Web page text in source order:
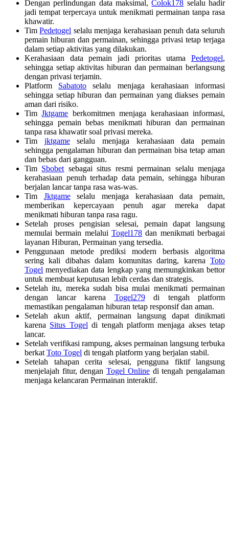
Dengan perlindungan data maksimal,Colok178 selalu hadir
jadi tempat terpercaya untuk menikmati permainan tanpa rasa
khawatir.
TimPedetogel selalu menjaga kerahasiaan penuh data seluruh
pemain hiburan dan permainan, sehingga privasi tetap terjaga
dalam setiap aktivitas yang dilakukan.
Kerahasiaan data pemain jadi prioritas utama Pedetogel,
sehingga setiap aktivitas hiburan dan permainan berlangsung
dengan privasi terjamin.
Platform Sabatoto selalu menjaga kerahasiaan informasi
sehingga setiap hiburan dan permainan yang diakses pemain
aman dari risiko.
TimJktgame berkomitmen menjaga kerahasiaan informasi,
sehingga pemain bebas menikmati hiburan dan permainan
tanpa rasa khawatir soal privasi mereka.
Tim jktgameselalu menjaga kerahasiaan data pemain
sehingga pengalaman hiburan dan permainan bisa tetap aman
dan bebas dari gangguan.
Tim Sbobet sebagai situs resmi permainan selalu menjaga
kerahasiaan penuh terhadap data pemain, sehingga hiburan
berjalan lancar tanpa rasa was-was.
Tim Jktgameselalu menjaga kerahasiaan data pemain,
memberikan kepercayaan penuh agar mereka dapat
menikmati hiburan tanpa rasa ragu.
Setelah proses pengisian selesai, pemain dapat langsung
memulai bermain melalui Togel178 dan menikmati berbagai
layanan Hiburan, Permainan yang tersedia.
Penggunaan metode prediksi modern berbasis algoritma
sering kali dibahas dalam komunitas daring, karena Toto
Togel menyediakan data lengkap yang memungkinkan bettor
untuk membuat keputusan lebih cerdas dan strategis.
Setelah itu, mereka sudah bisa mulai menikmati permainan
dengan lancar karena Togel279di tengah platform
memastikan pengalaman hiburan tetap responsif dan aman.
Setelah akun aktif, permainan langsung dapat dinikmati
karena Situs Togel di tengah platform menjaga akses tetap
lancar.
Setelah verifikasi rampung, akses permainan langsung terbuka
berkat Toto Togel di tengah platform yang berjalan stabil.
Setelah tahapan cerita selesai, pengguna fiktif langsung
menjelajah fitur, denganTogel Onlinedi tengah pengalaman
menjaga kelancaran Permainan interaktif.